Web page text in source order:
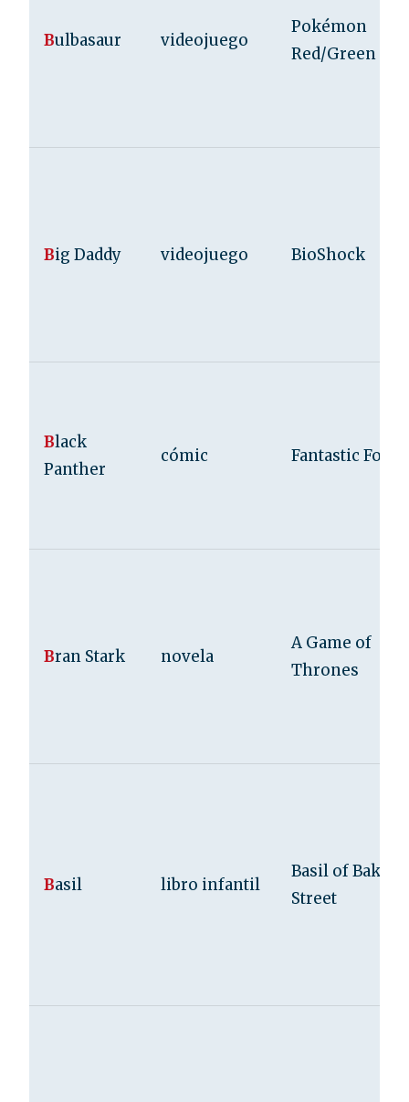
Bulbasaur videojuego
Pokémon
Red/Green
Big Daddy videojuego BioShock
Black
Panther
cómic Fantastic Four
Bran Stark novela
A Game of
Thrones
Basil libro infantil
Basil of Baker
Street